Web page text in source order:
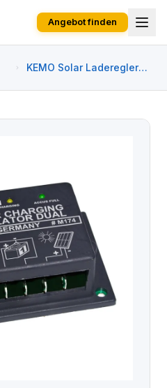
Angebot finden
KEMO Solar Laderegler